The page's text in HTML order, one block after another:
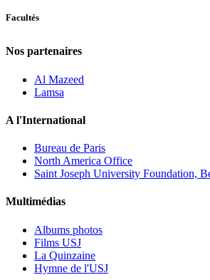
Facultés
Nos partenaires
Al Mazeed
Lamsa
A l'International
Bureau de Paris
North America Office
Saint Joseph University Foundation,
Multimédias
Albums photos
Films USJ
La Quinzaine
Hymne de l'USJ